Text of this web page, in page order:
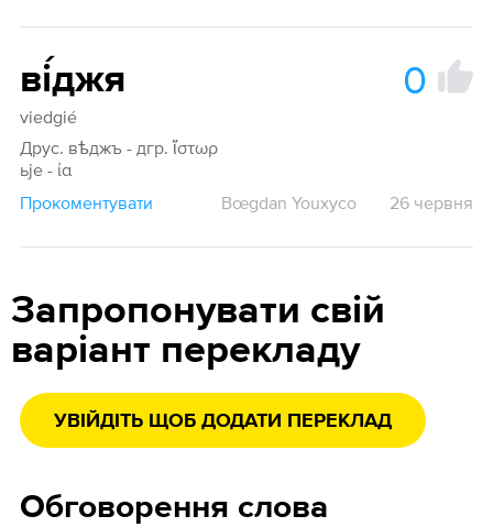
ві́джя 0
viedgié
Друс. вѣджъ - дгр. ἵστωρ
ьje - ία
Прокоментувати
Bœgdan Youxyco 26 червня
Запропонувати свій
варіант перекладу
УВІЙДІТЬ ЩОБ ДОДАТИ ПЕРЕКЛАД
Обговорення слова